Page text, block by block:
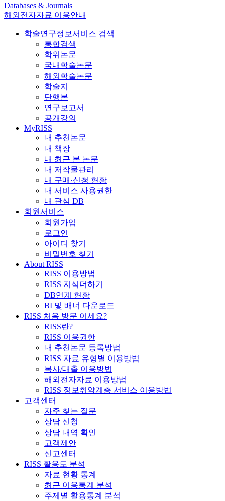
Databases & Journals
해외전자자료 이용안내
학술연구정보서비스 검색
통합검색
학위논문
국내학술논문
해외학술논문
학술지
단행본
연구보고서
공개강의
MyRISS
내 추천논문
내 책장
내 최근 본 논문
내 저작물관리
내 구매·신청 현황
내 서비스 사용권한
내 관심 DB
회원서비스
회원가입
로그인
아이디 찾기
비밀번호 찾기
About RISS
RISS 이용방법
RISS 지식더하기
DB연계 현황
BI 및 배너 다운로드
RISS 처음 방문 이세요?
RISS란?
RISS 이용권한
내 추천논문 등록방법
RISS 자료 유형별 이용방법
복사/대출 이용방법
해외전자자료 이용방법
RISS 정보취약계층 서비스 이용방법
고객센터
자주 찾는 질문
상담 신청
상담 내역 확인
고객제안
신고센터
RISS 활용도 분석
자료 현황 통계
최근 이용통계 분석
주제별 활용통계 분석